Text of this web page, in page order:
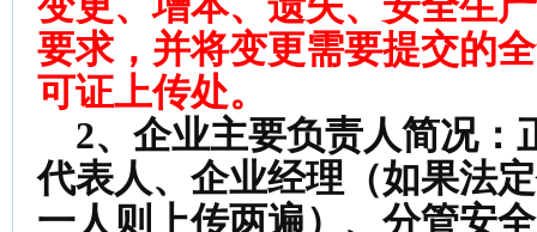
要求，并将变更需要提交的
可证上传处。
2、企业主要负责人简况：
代表人、企业经理（如果法
一人则上传两遍）、分管安